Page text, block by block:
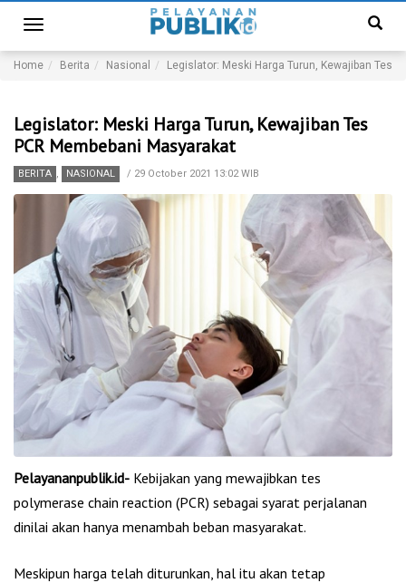
Toggle
navigation
Home Berita Nasional Legislator: Meski Harga Turun, Kewajiban Tes
Legislator: Meski Harga Turun, Kewajiban Tes
PCR Membebani Masyarakat
BERITA , NASIONAL / 29 October 2021 13:02 WIB
Pelayananpublik.id- Kebijakan yang mewajibkan tes
polymerase chain reaction (PCR) sebagai syarat perjalanan
dinilai akan hanya menambah beban masyarakat.
Meskipun harga telah diturunkan, hal itu akan tetap